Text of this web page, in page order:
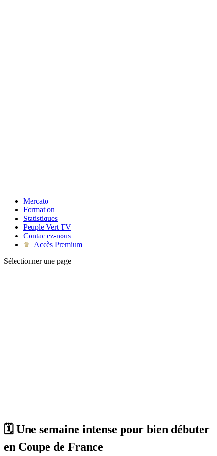
Mercato
Formation
Statistiques
Peuple Vert TV
Contactez-nous
♛
Accès Premium
Sélectionner une page
🗓 Une semaine intense pour bien débuter
en Coupe de France